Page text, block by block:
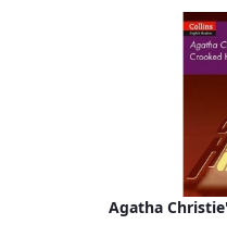
Agatha